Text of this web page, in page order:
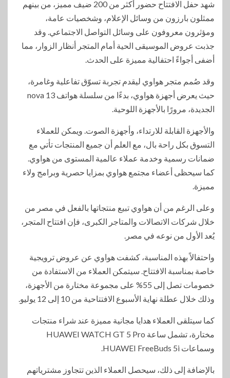
شهد حفل الافتتاح حضور أكثر من 200 ضيف مميز، من بينهم
ممثلون بارزون من وسائل الإعلام، وشخصيات عامة،
ومؤثرون معروفون على وسائل التواصل الاجتماعي. وقد
جذبت عروض الموسيقى الحية أمام المتجر أنظار الزوار، مما
أضفى أجواءً احتفالية مميزة على الحدث.
وقد صُمم متجر هواوي ليقدم تجربة تسوّق تفاعلية وغامرة،
حيث يعرض أجهزة هواوي، بدءًا من سلسلة هواتف nova 13
الجديدة، مرورًا بالأجهزة اللوحية.
والأجهزة القابلة للارتداء، وأجهزة الصوت. ويمكن للعملاء
التسوق بكل راحة بال، مع العلم أن جميع المنتجات تأتي مع
ضمانات رسمية وخدمة عملاء عالمية المستوى من هواوي.
كما سيحظى أعضاء مجتمع هواوي بمزايا حصرية وبرامج ولاء
مميزة.
وعلى الرغم من أن هواوي تبيع منتجاتها بالفعل في مصر من
خلال شركات الاتصالات والمتاجر الكبرى، فإن افتتاح المتجر،
يُعد الأول من نوعه في مصر.
واحتفالاً بهذه المناسبة، كشفت هواوي عن عروض ترويجية
خاصة بمناسبة الافتتاح. سيتمكن العملاء من الاستفادة من
خصومات تصل إلى 55% على مجموعة مختارة من الأجهزة،
وذلك خلال عطلة نهاية الأسبوع الافتتاحية من 10 إلى 12 يوليو.
كما سيتلقى العملاء هدايا مجانية مميزة عند شراء منتجات
مختارة، تشمل ساعة HUAWEI WATCH GT 5 Pro
وسماعات HUAWEI FreeBuds 5i.
بالإضافة إلى ذلك، سيحصل العملاء الذين تتجاوز مشترياتهم